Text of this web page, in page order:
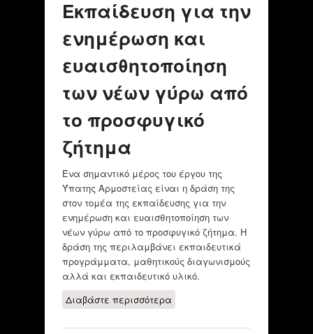
Εκπαίδευση για την
ενημέρωση και
ευαισθητοποίηση
των νέων γύρω από
το προσφυγικό
ζήτημα
Ένα σημαντικό μέρος του έργου της
Ύπατης Αρμοστείας είναι η δράση της
στον τομέα της εκπαίδευσης για την
ενημέρωση και ευαισθητοποίηση των
νέων γύρω από το προσφυγικό ζήτημα. H
δράση της περιλαμβάνει εκπαιδευτικά
προγράμματα, μαθητικούς διαγωνισμούς
αλλά και εκπαιδευτικό υλικό.
Διαβάστε περισσότεραγια Εκπαίδευση
και